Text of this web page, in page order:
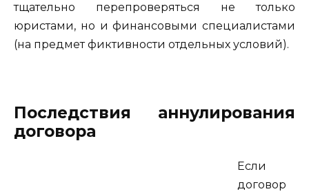
тщательно перепроверяться не только
юристами, но и финансовыми специалистами
(на предмет фиктивности отдельных условий).
Последствия аннулирования
договора
Если
договор